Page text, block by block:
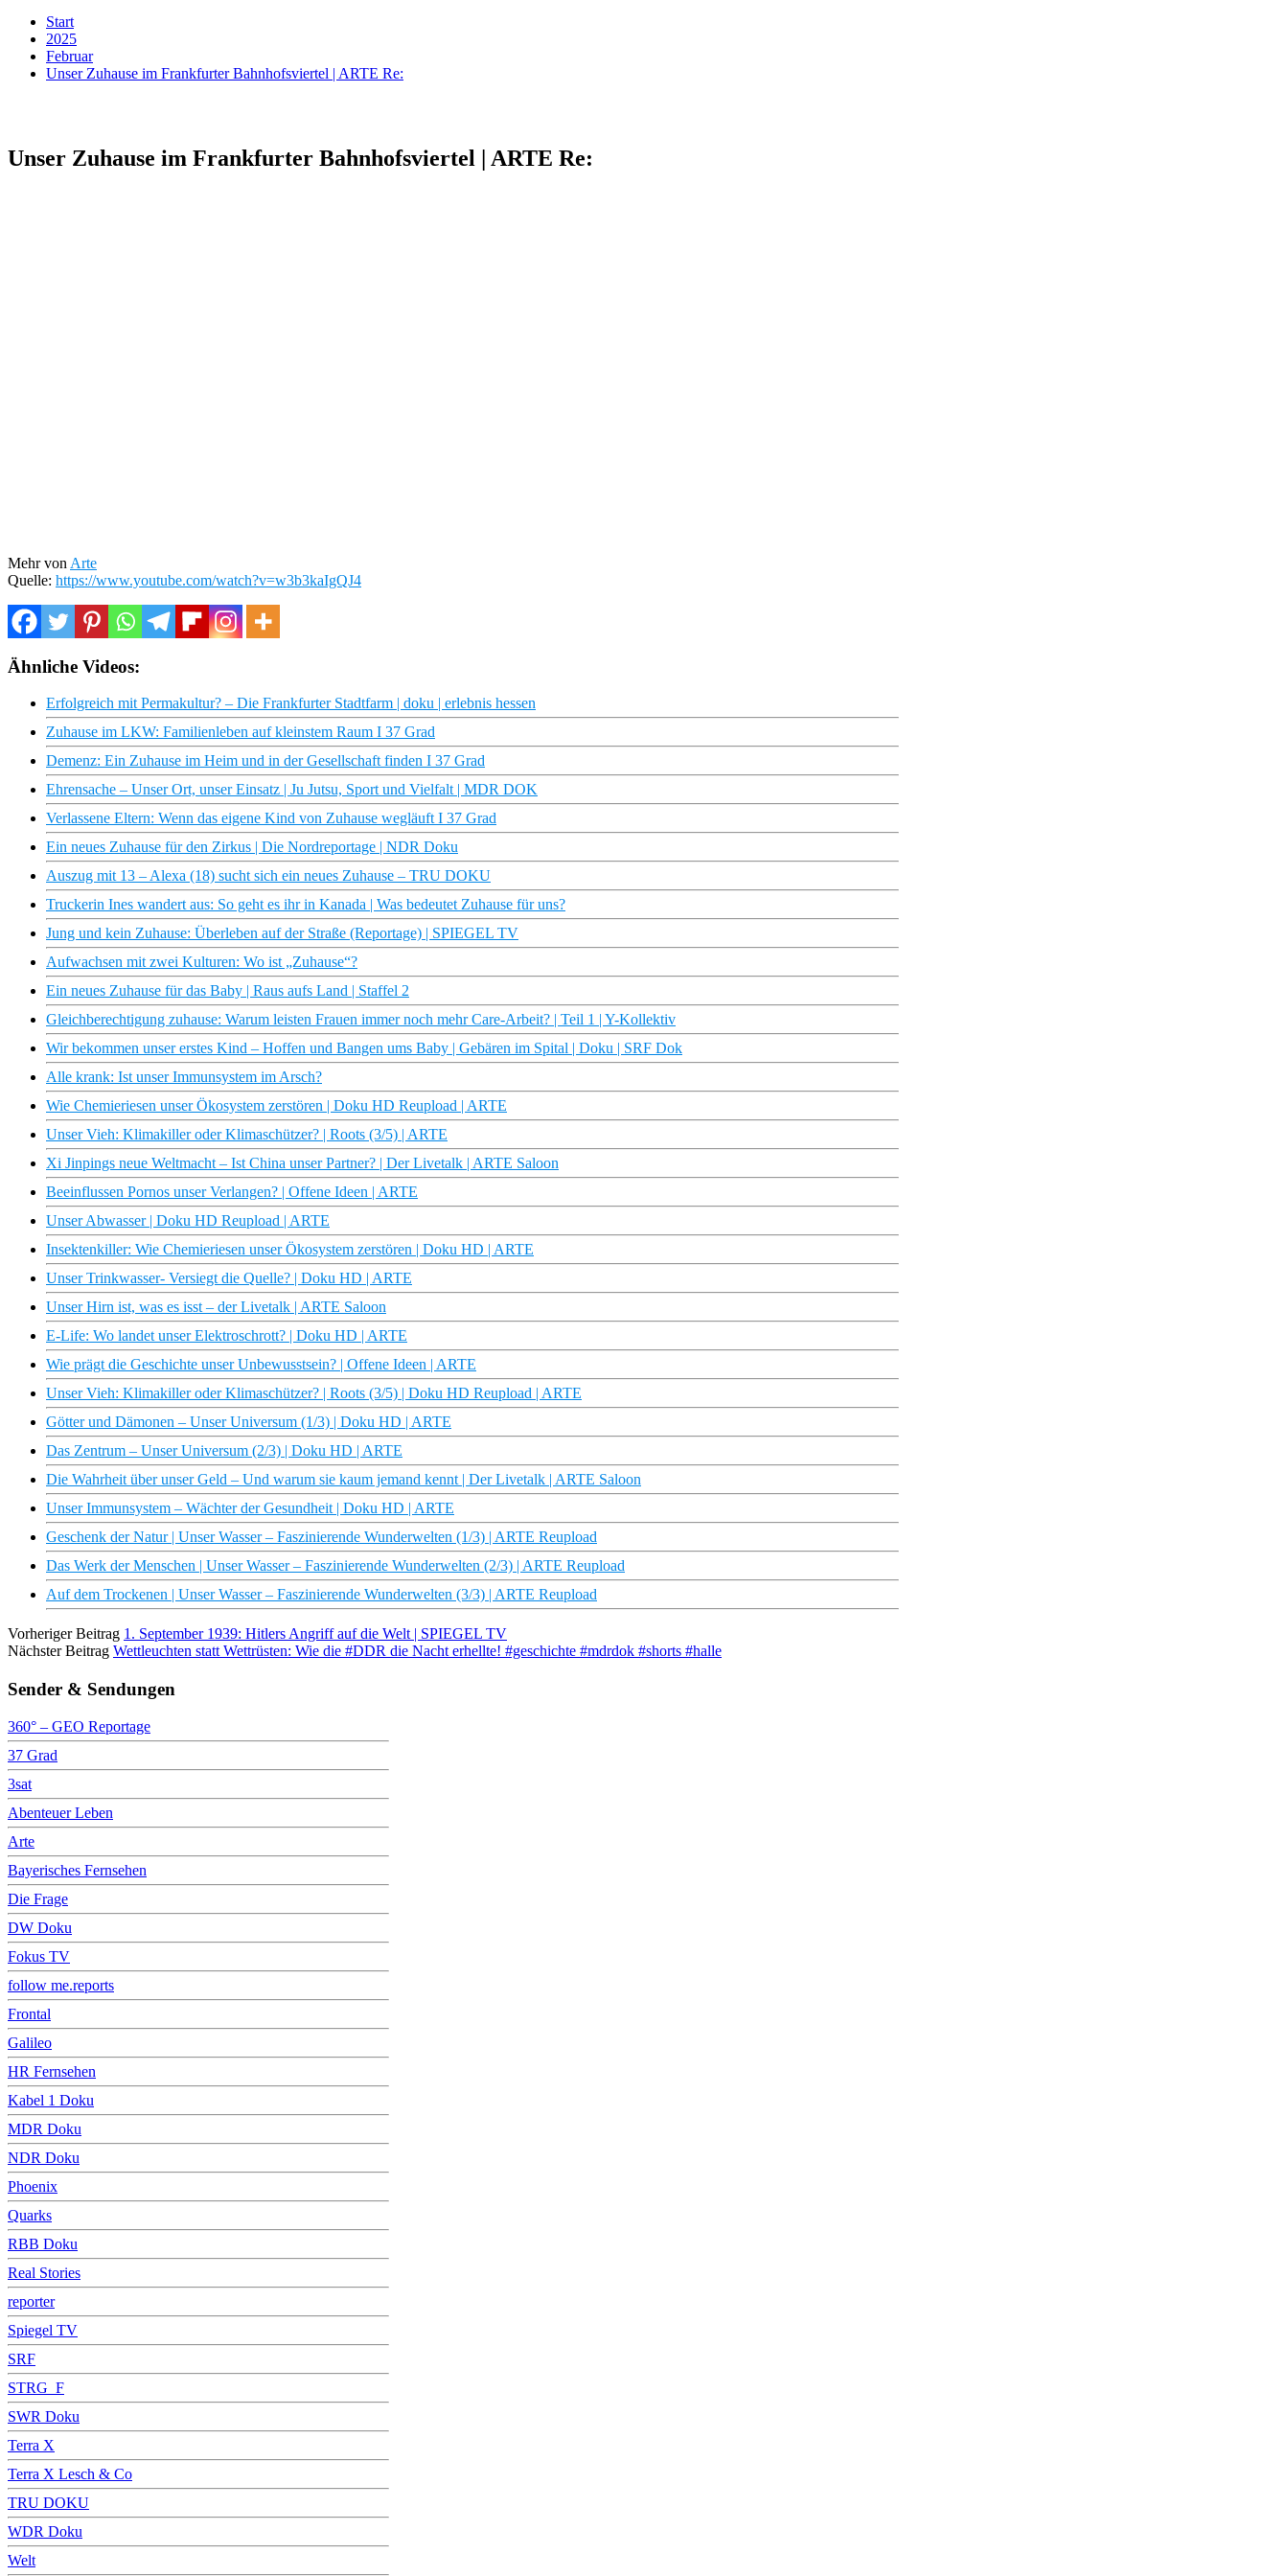
Start
2025
Februar
Unser Zuhause im Frankfurter Bahnhofsviertel | ARTE Re:
Unser Zuhause im Frankfurter Bahnhofsviertel | ARTE Re:
Mehr von Arte
Quelle: https://www.youtube.com/watch?v=w3b3kaIgQJ4
Ähnliche Videos:
Erfolgreich mit Permakultur? – Die Frankfurter Stadtfarm | doku | erlebnis hessen
Zuhause im LKW: Familienleben auf kleinstem Raum I 37 Grad
Demenz: Ein Zuhause im Heim und in der Gesellschaft finden I 37 Grad
Ehrensache – Unser Ort, unser Einsatz | Ju Jutsu, Sport und Vielfalt | MDR DOK
Verlassene Eltern: Wenn das eigene Kind von Zuhause wegläuft I 37 Grad
Ein neues Zuhause für den Zirkus | Die Nordreportage | NDR Doku
Auszug mit 13 – Alexa (18) sucht sich ein neues Zuhause – TRU DOKU
Truckerin Ines wandert aus: So geht es ihr in Kanada | Was bedeutet Zuhause für uns?
Jung und kein Zuhause: Überleben auf der Straße (Reportage) | SPIEGEL TV
Aufwachsen mit zwei Kulturen: Wo ist „Zuhause“?
Ein neues Zuhause für das Baby | Raus aufs Land | Staffel 2
Gleichberechtigung zuhause: Warum leisten Frauen immer noch mehr Care-Arbeit? | Teil 1 | Y-Kollektiv
Wir bekommen unser erstes Kind – Hoffen und Bangen ums Baby | Gebären im Spital | Doku | SRF Dok
Alle krank: Ist unser Immunsystem im Arsch?
Wie Chemieriesen unser Ökosystem zerstören | Doku HD Reupload | ARTE
Unser Vieh: Klimakiller oder Klimaschützer? | Roots (3/5) | ARTE
Xi Jinpings neue Weltmacht – Ist China unser Partner? | Der Livetalk | ARTE Saloon
Beeinflussen Pornos unser Verlangen? | Offene Ideen | ARTE
Unser Abwasser | Doku HD Reupload | ARTE
Insektenkiller: Wie Chemieriesen unser Ökosystem zerstören | Doku HD | ARTE
Unser Trinkwasser- Versiegt die Quelle? | Doku HD | ARTE
Unser Hirn ist, was es isst – der Livetalk | ARTE Saloon
E-Life: Wo landet unser Elektroschrott? | Doku HD | ARTE
Wie prägt die Geschichte unser Unbewusstsein? | Offene Ideen | ARTE
Unser Vieh: Klimakiller oder Klimaschützer? | Roots (3/5) | Doku HD Reupload | ARTE
Götter und Dämonen – Unser Universum (1/3) | Doku HD | ARTE
Das Zentrum – Unser Universum (2/3) | Doku HD | ARTE
Die Wahrheit über unser Geld – Und warum sie kaum jemand kennt | Der Livetalk | ARTE Saloon
Unser Immunsystem – Wächter der Gesundheit | Doku HD | ARTE
Geschenk der Natur | Unser Wasser – Faszinierende Wunderwelten (1/3) | ARTE Reupload
Das Werk der Menschen | Unser Wasser – Faszinierende Wunderwelten (2/3) | ARTE Reupload
Auf dem Trockenen | Unser Wasser – Faszinierende Wunderwelten (3/3) | ARTE Reupload
Vorheriger Beitrag 1. September 1939: Hitlers Angriff auf die Welt | SPIEGEL TV
Nächster Beitrag Wettleuchten statt Wettrüsten: Wie die #DDR die Nacht erhellte! #geschichte #mdrdok #shorts #halle
Sender & Sendungen
360° – GEO Reportage
37 Grad
3sat
Abenteuer Leben
Arte
Bayerisches Fernsehen
Die Frage
DW Doku
Fokus TV
follow me.reports
Frontal
Galileo
HR Fernsehen
Kabel 1 Doku
MDR Doku
NDR Doku
Phoenix
Quarks
RBB Doku
Real Stories
reporter
Spiegel TV
SRF
STRG_F
SWR Doku
Terra X
Terra X Lesch & Co
TRU DOKU
WDR Doku
Welt